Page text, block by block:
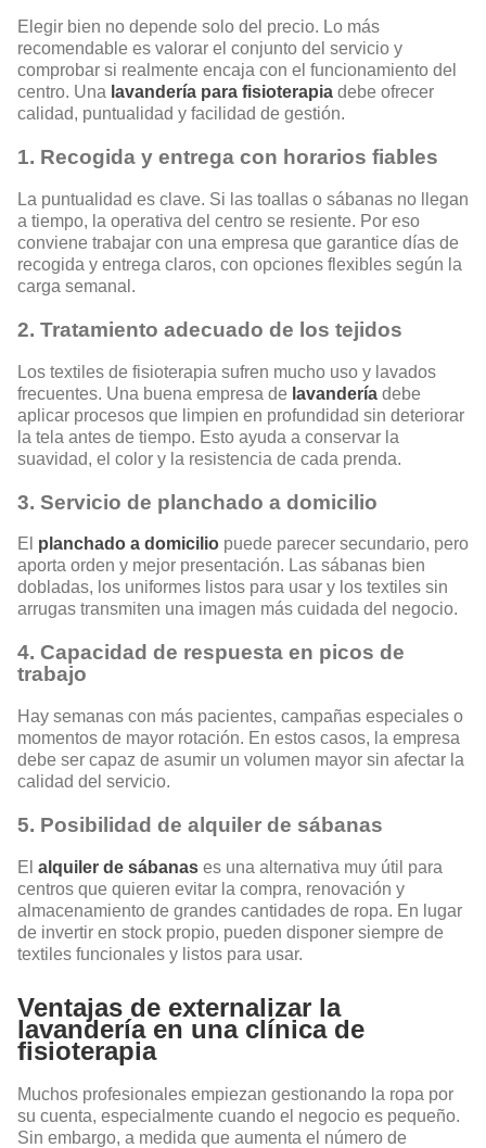
Elegir bien no depende solo del precio. Lo más
recomendable es valorar el conjunto del servicio y
comprobar si realmente encaja con el funcionamiento del
centro. Una lavandería para fisioterapia debe ofrecer
calidad, puntualidad y facilidad de gestión.
1. Recogida y entrega con horarios fiables
La puntualidad es clave. Si las toallas o sábanas no llegan
a tiempo, la operativa del centro se resiente. Por eso
conviene trabajar con una empresa que garantice días de
recogida y entrega claros, con opciones flexibles según la
carga semanal.
2. Tratamiento adecuado de los tejidos
Los textiles de fisioterapia sufren mucho uso y lavados
frecuentes. Una buena empresa de lavandería debe
aplicar procesos que limpien en profundidad sin deteriorar
la tela antes de tiempo. Esto ayuda a conservar la
suavidad, el color y la resistencia de cada prenda.
3. Servicio de planchado a domicilio
El planchado a domicilio puede parecer secundario, pero
aporta orden y mejor presentación. Las sábanas bien
dobladas, los uniformes listos para usar y los textiles sin
arrugas transmiten una imagen más cuidada del negocio.
4. Capacidad de respuesta en picos de
trabajo
Hay semanas con más pacientes, campañas especiales o
momentos de mayor rotación. En estos casos, la empresa
debe ser capaz de asumir un volumen mayor sin afectar la
calidad del servicio.
5. Posibilidad de alquiler de sábanas
El alquiler de sábanas es una alternativa muy útil para
centros que quieren evitar la compra, renovación y
almacenamiento de grandes cantidades de ropa. En lugar
de invertir en stock propio, pueden disponer siempre de
textiles funcionales y listos para usar.
Ventajas de externalizar la
lavandería en una clínica de
fisioterapia
Muchos profesionales empiezan gestionando la ropa por
su cuenta, especialmente cuando el negocio es pequeño.
Sin embargo, a medida que aumenta el número de